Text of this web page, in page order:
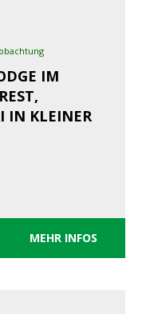
IM
IN KLEINER
MEHR INFOS